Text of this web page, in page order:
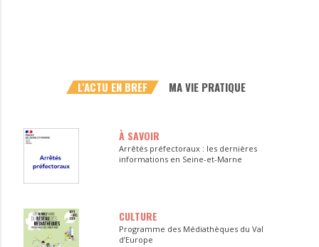
L'ACTU EN BREF MA VIE PRATIQUE
À SAVOIR
Arrêtés préfectoraux : les dernières
informations en Seine-et-Marne
CULTURE
Programme des Médiathèques du Val
d’Europe